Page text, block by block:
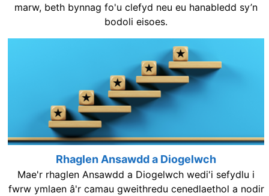
marw, beth bynnag fo'u clefyd neu eu hanabledd sy’n
bodoli eisoes.
Rhaglen Ansawdd a Diogelwch
Mae'r rhaglen Ansawdd a Diogelwch wedi'i sefydlu i
fwrw ymlaen â'r camau gweithredu cenedlaethol a nodir